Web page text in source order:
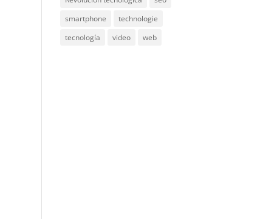
smartphone
technologie
tecnología
video web